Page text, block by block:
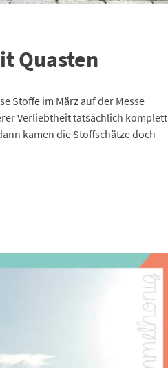
Quasten
Stoffe im März auf der Messe
Verliebtheit tatsächlich komplett
kamen die Stoffschätze doch